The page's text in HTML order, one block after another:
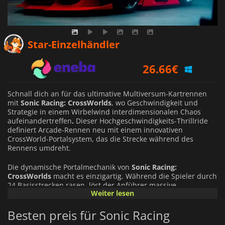
Star-Einzelhändler
26.66€
31.29€
Schnall dich an für das ultimative Multiversum-Kartrennen
mit Sonic Racing: CrossWorlds, wo Geschwindigkeit und
Strategie in einem Wirbelwind interdimensionalen Chaos
aufeinandertreffen. Dieser Hochgeschwindigkeits-Thrillride
definiert Arcade-Rennen neu mit einem innovativen
CrossWorld-Portalsystem, das die Strecke während des
Rennens umdreht.
Die dynamische Portalmechanik von Sonic Racing:
CrossWorlds macht es einzigartig. Während die Spieler durch
24 Basisstrecken rasen, löst der Anführer massive
ringförmige Tore aus, die das Rennen sofort in eine von 15
neue Geländetypen ein, darunter Loopings in der Luft,
Unterwassertunnel und kosmische Schwerkraft, und zwingt
Weiter lesen
Besten preis für Sonic Racing